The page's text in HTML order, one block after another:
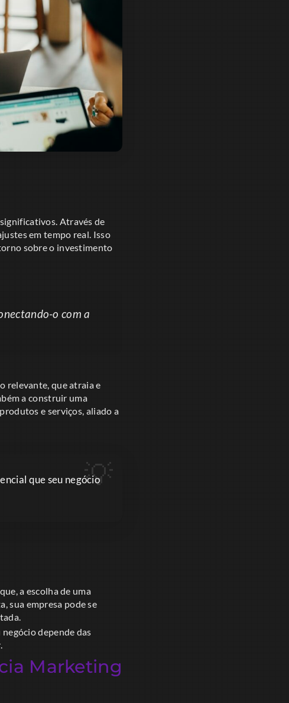
Através de
em tempo real. Isso
sobre o investimento
o com a
relevante, que atraia e
a construir uma
e serviços, aliado a
que seu negócio
a escolha de uma
sua empresa pode se
depende das
Marketing